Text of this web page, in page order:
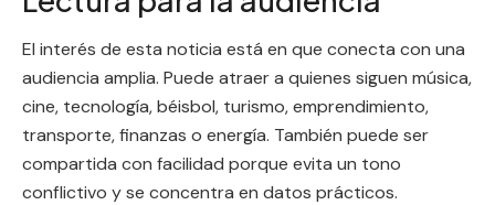
El interés de esta noticia está en que conecta con una
audiencia amplia. Puede atraer a quienes siguen música,
cine, tecnología, béisbol, turismo, emprendimiento,
transporte, finanzas o energía. También puede ser
compartida con facilidad porque evita un tono
conflictivo y se concentra en datos prácticos.